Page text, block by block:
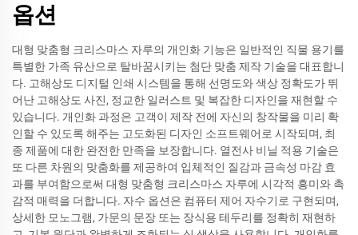
옵션
대형 맞춤형 크리스마스 자루의 개인화 기능은 일반적인 직물 용기를
특별한 가족 유산으로 탈바꿈시키는 첨단 맞춤 제작 기술을 대표합니
다. 고해상도 디지털 인쇄 시스템을 통해 선명도와 색상 정확도가 뛰
어난 고해상도 사진, 정교한 일러스트 및 복잡한 디자인을 재현할 수
있습니다. 개인화 과정은 고객이 제작 전에 자신의 창작물을 미리 확
인할 수 있도록 해주는 고도화된 디자인 소프트웨어로 시작되며, 최
종 제품에 대한 완전한 만족을 보장합니다. 열전사 비닐 적용 기술은
또 다른 차원의 맞춤화를 제공하여 입체적인 질감과 금속성 마감 효
과를 부여함으로써 대형 맞춤형 크리스마스 자루에 시각적 흥미와 촉
감적 매력을 더합니다. 자수 옵션은 컴퓨터 제어 자수기로 구현되며,
상세한 모노그램, 가문의 문장 또는 장식용 테두리를 정확히 재현하